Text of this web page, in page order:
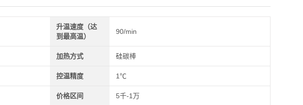
升温速度（达
到最高温）
90/min
加热方式 硅碳棒
控温精度 1℃
价格区间 5千-1万